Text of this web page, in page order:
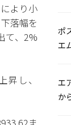
より小
落幅を
て、2%
し、
ポ
エ
エ
か